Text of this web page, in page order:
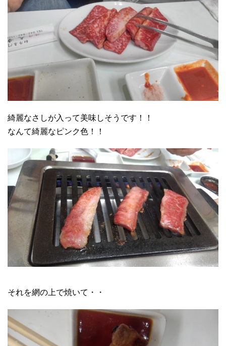
綺麗なさしが入って美味しそうです！！
なんて綺麗なピンク色！！
それを網の上で焼いて・・